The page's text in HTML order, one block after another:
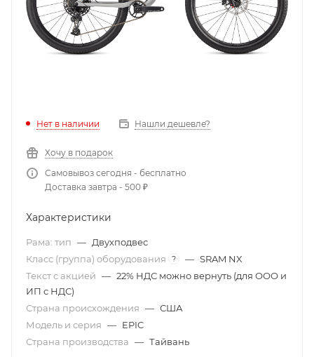
Нет в наличии Нашли дешевле?
Хочу в подарок
Самовывоз сегодня - бесплатно
Доставка завтра - 500 ₽
Характеристики
Рама: тип — Двухподвес
Класс (группа) оборудования
? — SRAM NX
Текст с акцией — 22% НДС можно вернуть (для ООО и
ИП с НДС)
Страна происхождения — США
Модель и серия — EPIC
Страна производства — Тайвань